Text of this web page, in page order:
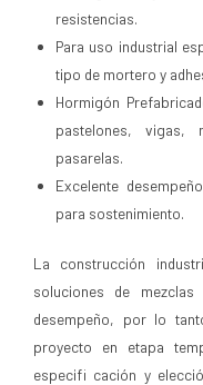
resistencias.
Para uso industrial
tipo de mortero y
Hormigón
pastelones, vigas,
pasarelas.
Excelente
para sostenimiento.
La construcción
soluciones de
desempeño, por lo
proyecto en etapa
especifi cación y